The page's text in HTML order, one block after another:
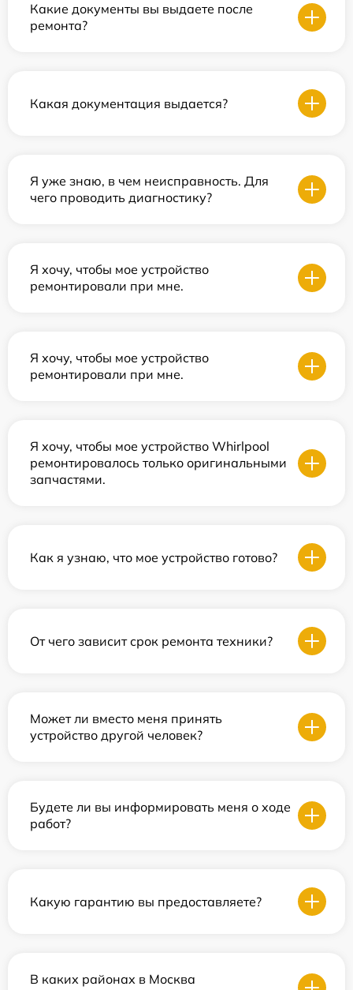
Какие документы вы выдаете после
ремонта?
Какая документация выдается?
Я уже знаю, в чем неисправность. Для
чего проводить диагностику?
Я хочу, чтобы мое устройство
ремонтировали при мне.
Я хочу, чтобы мое устройство
ремонтировали при мне.
Я хочу, чтобы мое устройство Whirlpool
ремонтировалось только оригинальными
запчастями.
Как я узнаю, что мое устройство готово?
От чего зависит срок ремонта техники?
Может ли вместо меня принять
устройство другой человек?
Будете ли вы информировать меня о ходе
работ?
Какую гарантию вы предоставляете?
В каких районах в Москва